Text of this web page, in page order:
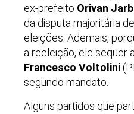
ex-prefeito Orivan
da disputa majoritária
eleições. Ademais,
a reeleição, ele sequer
Francesco Voltolini
segundo mandato.
Alguns partidos que